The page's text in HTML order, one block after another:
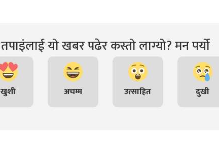
तपाइंलाई यो खबर पढेर कस्तो लाग्यो? मन पर्यो
खुशी अचम्म उत्साहित दुखी